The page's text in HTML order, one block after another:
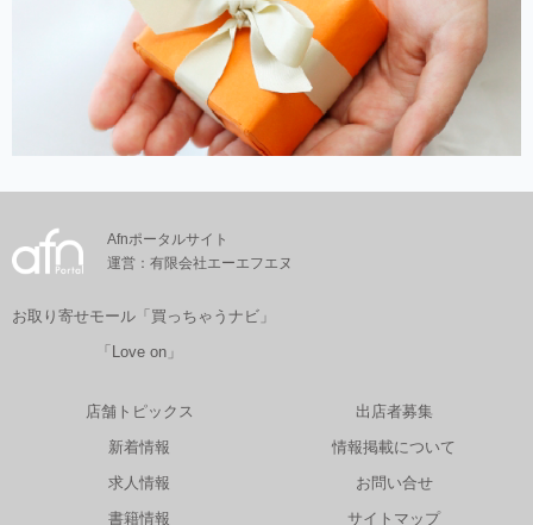
Afnポータルサイト
運営：有限会社エーエフエヌ
お取り寄せモール「買っちゃうナビ」
「Love on」
店舗トピックス
新着情報
求人情報
書籍情報
出店者募集
情報掲載について
お問い合せ
サイトマップ